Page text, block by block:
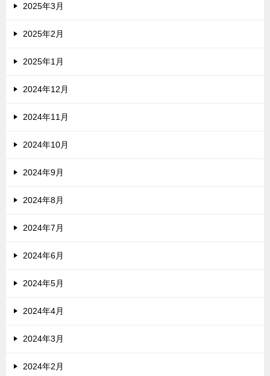
2025年3月
2025年2月
2025年1月
2024年12月
2024年11月
2024年10月
2024年9月
2024年8月
2024年7月
2024年6月
2024年5月
2024年4月
2024年3月
2024年2月